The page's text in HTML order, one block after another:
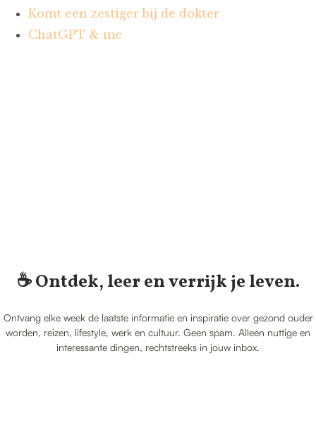
Komt een zestiger bij de dokter
ChatGPT & me
☕️ Ontdek, leer en verrijk je leven.
Ontvang elke week de laatste informatie en inspiratie over gezond ouder
worden, reizen, lifestyle, werk en cultuur. Geen spam. Alleen nuttige en
interessante dingen, rechtstreeks in jouw inbox.